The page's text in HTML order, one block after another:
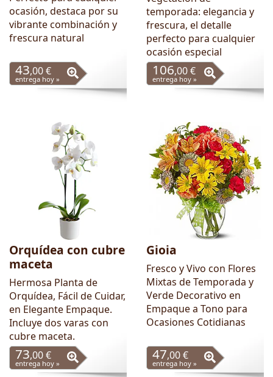
ocasión, destaca por su
vibrante combinación y
frescura natural
43,00 €
entrega hoy »
temporada: elegancia y
frescura, el detalle
perfecto para cualquier
ocasión especial
106,00 €
entrega hoy »
Orquídea con cubre
maceta
Hermosa Planta de
Orquídea, Fácil de Cuidar,
en Elegante Empaque.
Incluye dos varas con
cubre maceta.
73,00 €
entrega hoy »
Gioia
Fresco y Vivo con Flores
Mixtas de Temporada y
Verde Decorativo en
Empaque a Tono para
Ocasiones Cotidianas
47,00 €
entrega hoy »